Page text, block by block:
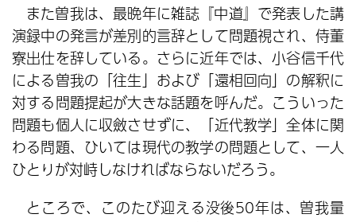
また曽我は、最晩年に雑誌『中道』で発表した講
演録中の発言が差別的言辞として問題視され、侍董
寮出仕を辞している。さらに近年では、小谷信千代
による曽我の「往生」および「還相回向」の解釈に
対する問題提起が大きな話題を呼んだ。こういった
問題も個人に収斂させずに、「近代教学」全体に関
わる問題、ひいては現代の教学の問題として、一人
ひとりが対峙しなければならないだろう。
ところで、このたび迎える没後50年は、曽我量